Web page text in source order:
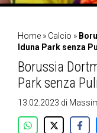
Home » Calcio »
Iduna Park senza
Borussia
Park senza
13.02.2023 di